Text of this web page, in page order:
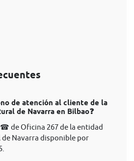
de atención al cliente de la
de Navarra en Bilbao❓
de Oficina 267 de la entidad
de Navarra disponible por